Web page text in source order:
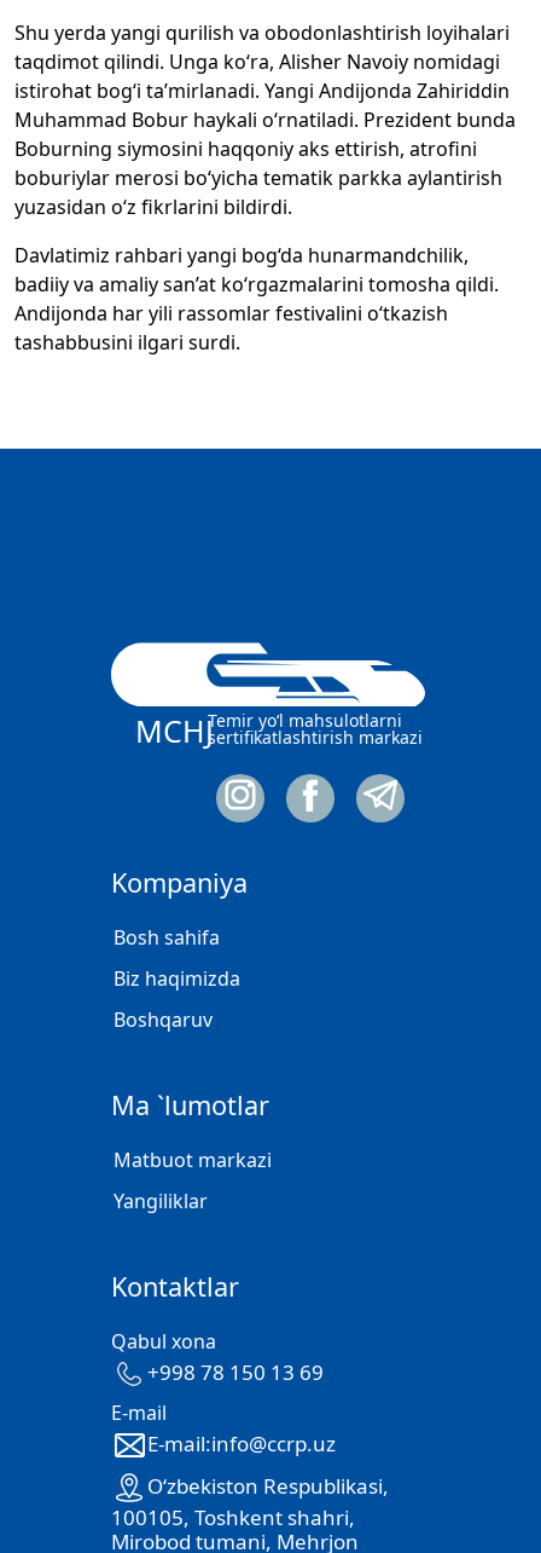
Shu yerda yangi qurilish va obodonlashtirish loyihalari
taqdimot qilindi. Unga ko‘ra, Alisher Navoiy nomidagi
istirohat bog‘i ta’mirlanadi. Yangi Andijonda Zahiriddin
Muhammad Bobur haykali o‘rnatiladi. Prezident bunda
Boburning siymosini haqqoniy aks ettirish, atrofini
boburiylar merosi bo‘yicha tematik parkka aylantirish
yuzasidan o‘z fikrlarini bildirdi.
Davlatimiz rahbari yangi bog‘da hunarmandchilik,
badiiy va amaliy san’at ko‘rgazmalarini tomosha qildi.
Andijonda har yili rassomlar festivalini o‘tkazish
tashabbusini ilgari surdi.
MCHJTemir yo‘l mahsulotlarni
sertifikatlashtirish markazi
Kompaniya
Bosh sahifa
Biz haqimizda
Boshqaruv
Ma `lumotlar
Matbuot markazi
Yangiliklar
Kontaktlar
Qabul xona
+998 78 150 13 69
E-mail
E-mail:info@ccrp.uz
O‘zbekiston Respublikasi,
100105, Toshkent shahri,
Mirobod tumani, Mehrjon